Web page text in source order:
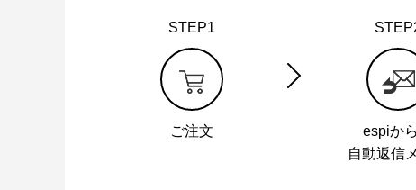
STEP1
ご注文
espiか
自動返信